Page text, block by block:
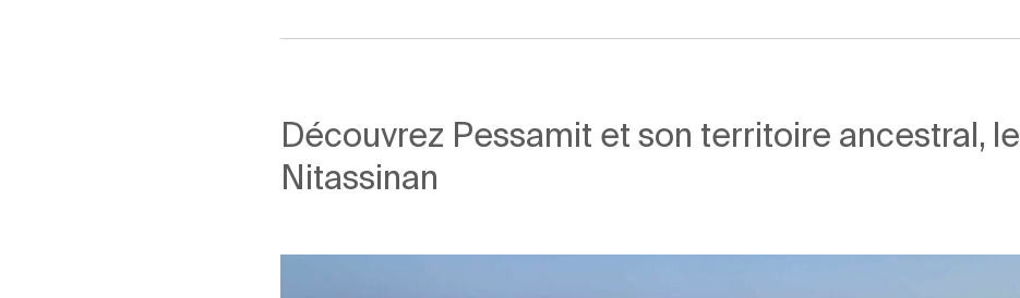
Découvrez Pessamit et son territoire ancestral, le
Nitassinan